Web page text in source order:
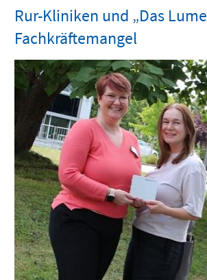
Rur-Kliniken und „Das
Fachkräftemangel